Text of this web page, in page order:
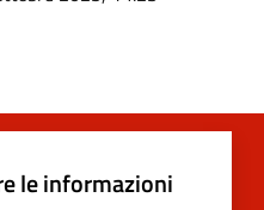
le informazioni